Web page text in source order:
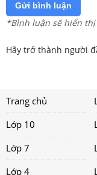
Gửi bình luận
*Bình luận sẽ hiển
Hãy trở thành người
Trang chủ
Lớp 10
Lớp 7
Lớp 4